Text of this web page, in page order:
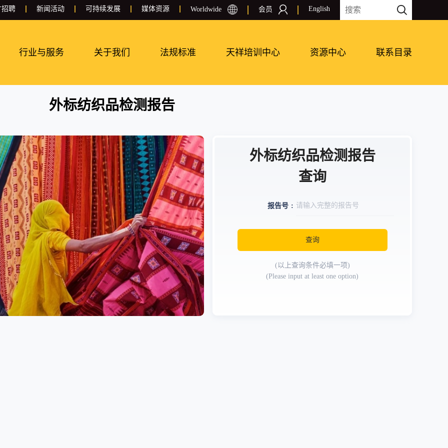
招聘 新闻活动 可持续发展 媒体资源 Worldwide 会员 English
行业与服务 关于我们 法规标准 天祥培训中心 资源中心 联系目录
外标纺织品检测报告
外标纺织品检测报告
查询
报告号
查询
(以上查询条件必填一项)
(Please input at least one option)